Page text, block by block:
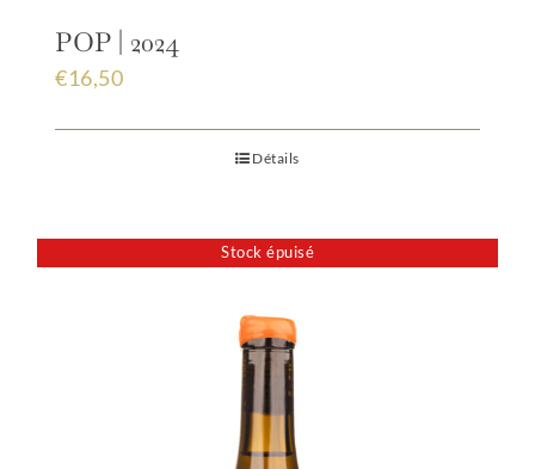
POP | 2024
€16,50
Détails
Stock épuisé